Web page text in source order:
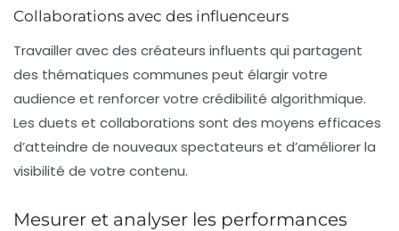
Collaborations avec des influenceurs
Travailler avec des créateurs influents qui partagent
des thématiques communes peut élargir votre
audience et renforcer votre crédibilité algorithmique.
Les duets et collaborations sont des moyens efficaces
d’atteindre de nouveaux spectateurs et d’améliorer la
visibilité de votre contenu.
Mesurer et analyser les performances